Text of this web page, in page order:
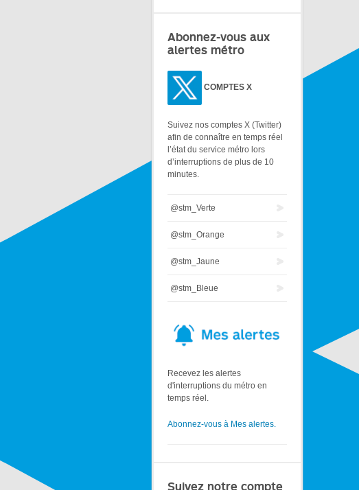
Abonnez-vous aux
alertes métro
COMPTES X
Suivez nos comptes X (Twitter)
afin de connaître en temps réel
l’état du service métro lors
d’interruptions de plus de 10
minutes.
@stm_Verte
@stm_Orange
@stm_Jaune
@stm_Bleue
Recevez les alertes
d'interruptions du métro en
temps réel.
Abonnez-vous à Mes alertes.
Suivez notre compte